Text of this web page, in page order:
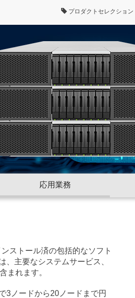
プロダクトセレクション
応用業務
ストール済の包括的なソフト
主要なシステムサービス、
まれます。
3ノードから20ノードまで円